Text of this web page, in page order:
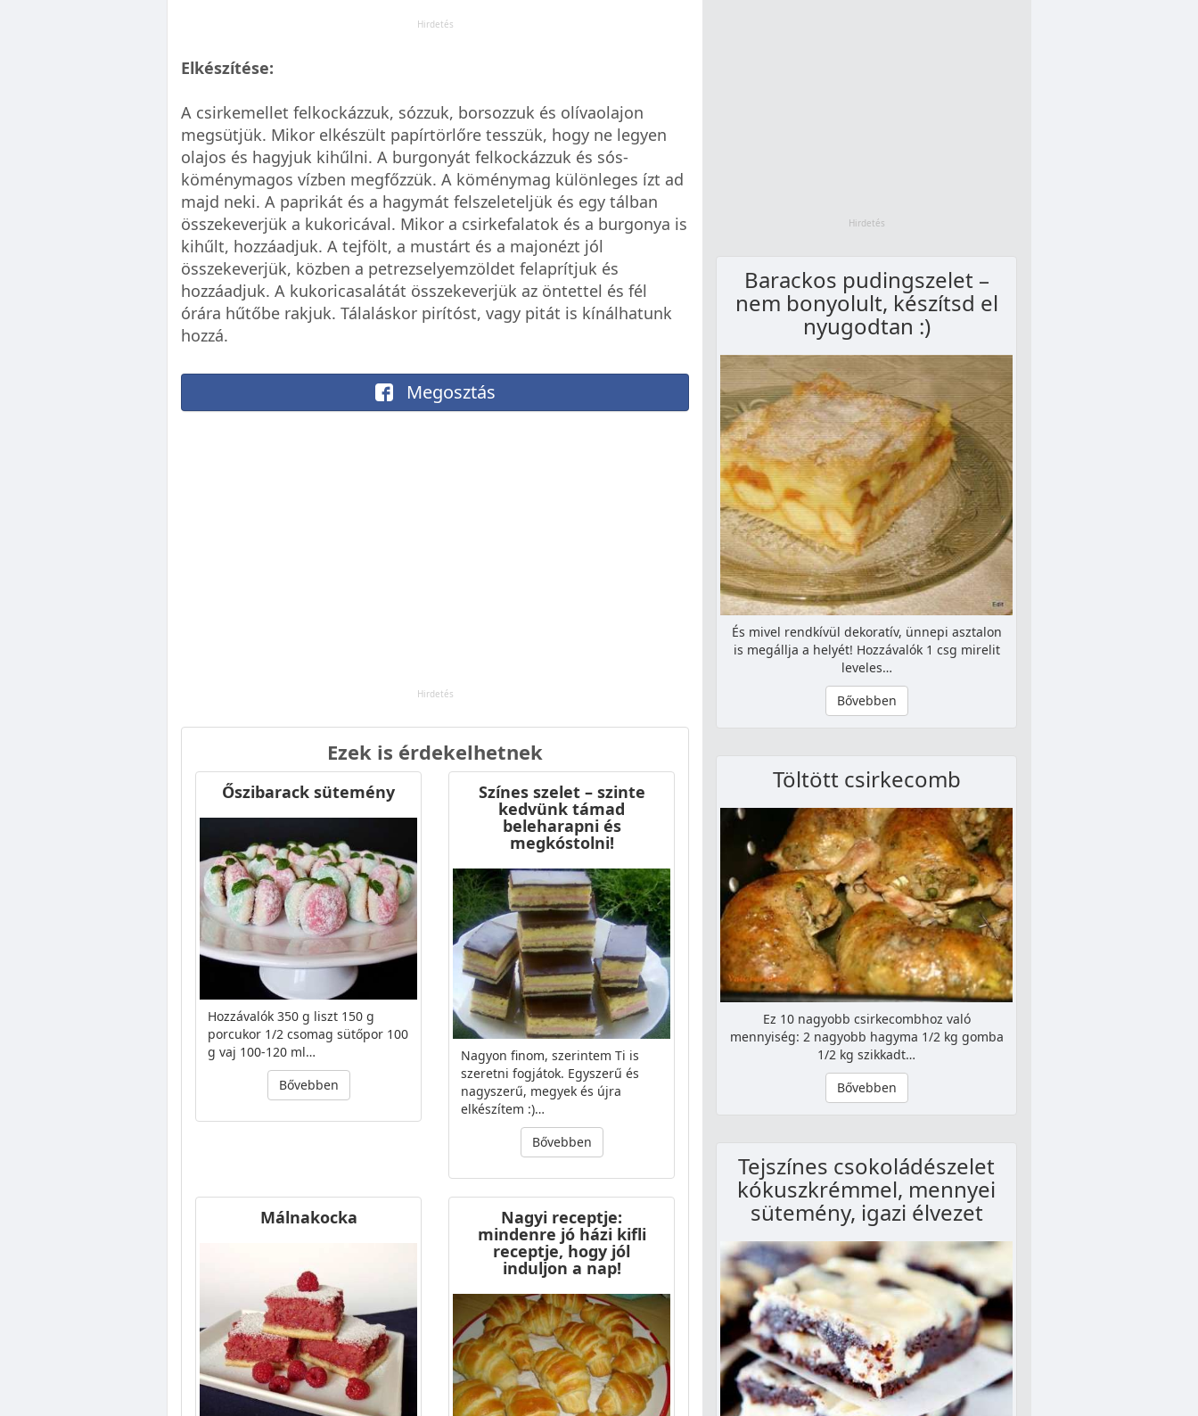
Elkészítése:
A csirkemellet felkockázzuk, sózzuk, borsozzuk és olívaolajon
megsütjük. Mikor elkészült papírtörlőre tesszük, hogy ne legyen
olajos és hagyjuk kihűlni. A burgonyát felkockázzuk és sós-
köménymagos vízben megfőzzük. A köménymag különleges ízt ad
majd neki. A paprikát és a hagymát felszeleteljük és egy tálban
összekeverjük a kukoricával. Mikor a csirkefalatok és a burgonya is
kihűlt, hozzáadjuk. A tejfölt, a mustárt és a majonézt jól
összekeverjük, közben a petrezselyemzöldet felaprítjuk és
hozzáadjuk. A kukoricasalátát összekeverjük az öntettel és fél
órára hűtőbe rakjuk. Tálaláskor pirítóst, vagy pitát is kínálhatunk
hozzá.
Megosztás
Ezek is érdekelhetnek
Őszibarack sütemény
Hozzávalók 350 g liszt 150 g
porcukor 1/2 csomag sütőpor 100
g vaj 100-120 ml…
Bővebben
Színes szelet – szinte
kedvünk támad
beleharapni és
megkóstolni!
Nagyon finom, szerintem Ti is
szeretni fogjátok. Egyszerű és
nagyszerű, megyek és újra
elkészítem :)…
Bővebben
Málnakocka Nagyi receptje:
mindenre jó házi kifli
receptje, hogy jól
induljon a nap!
Barackos pudingszelet –
nem bonyolult, készítsd el
nyugodtan :)
És mivel rendkívül dekoratív, ünnepi asztalon
is megállja a helyét! Hozzávalók 1 csg mirelit
leveles…
Bővebben
Töltött csirkecomb
Ez 10 nagyobb csirkecombhoz való
mennyiség: 2 nagyobb hagyma 1/2 kg gomba
1/2 kg szikkadt…
Bővebben
Tejszínes csokoládészelet
kókuszkrémmel, mennyei
sütemény, igazi élvezet